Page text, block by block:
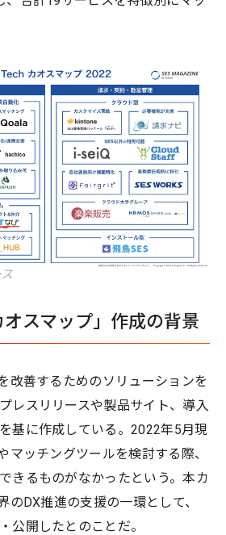
オスマップ」作成の背景
改善するためのソリューションを
レスリリースや製品サイト、導入
基に作成している。2022年5月現
マッチングツールを検討する際、
きるものがなかったという。本カ
のDX推進の支援の一環として、
公開したとのことだ。